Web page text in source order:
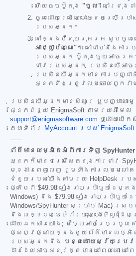
ហើយចុចប៊ូតុង "ចូល" នៅជ្រុងខា
ចូលដោយប្រើឈ្មោះអ្នកប្រើប្រ
របស់អ្នក។
នៅក្នុងម៉ឺនុយរុករក សូមចូលទ
អាជ្ញាប័ណ្ណ"។ នៅជាប់នឹងការ
របស់អ្នក ប៊ូតុងមួយអាចរកប
ជាវរបស់អ្នក ប្រសិនបើអាច
ប្រសិនបើអ្នកមានការបញ្ជ
អ្នកនឹងត្រូវលុបចោលពួកវា
ប្រសិនបើអ្នកមានសំណួរ ឬបញ្ហាណា
ផ្នែកជំនួយ EnigmaSoft តាមរយៈអ៊ីមែល
support@enigmasoftware.com ឬដោយបើ
គេហទំព័រ
MyAccount របស់ EnigmaSoft
------
ព័ត៌មានលម្អិតអំពីការទិញ SpyHunter
អ្នកក៏មានជម្រើសក្នុងការជាវ
មុខងារពេញលេញ រួមទាំងការលុបមេរោ
ជំនួយរបស់យើងតាមរយៈ HelpDesk រប
ផ្តើមពី $49.98 រៀងរាល់ប្រាំមួយខែម្តង
Windows) និង $79.98 រៀងរាល់ប្រាំមួយខែ
Windows/SpyHunter សម្រាប់ Mac) ស្
និងលក្ខខណ្ឌទំព័រចុះឈ្មោះ/ទិញ (ដែល
ដោយឯកសារយោង; តម្លៃអាចប្រែប្រួលត
ផ្សព្វផ្សាយក្នុងមួយព័ត៌មានលម្អិ
របស់អ្នកនឹង
បន្តដោយស្វ័យប្រ
ដារដែលអាចអនុវត្តបាននៅពេលនោះ ន